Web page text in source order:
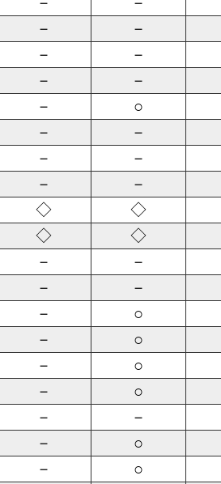
－ －
－ －
－ －
－ ○
－ －
－ －
－ －
◇ ◇
◇ ◇
－ －
－ －
－ ○
－ ○
－ ○
－ ○
－ －
－ ○
－ ○